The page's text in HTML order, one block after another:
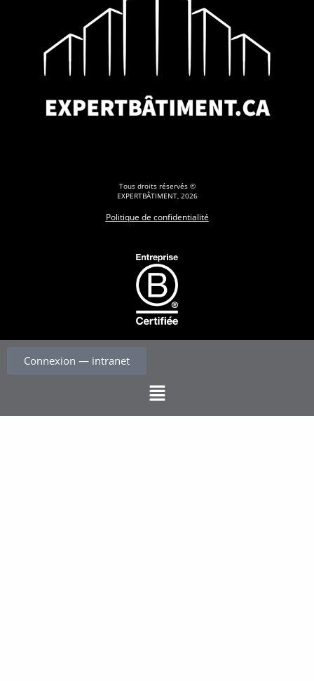
Connexion — intranet
Tous droits réservés ©
EXPERTBÂTIMENT, 2026
Politique de confidentialité